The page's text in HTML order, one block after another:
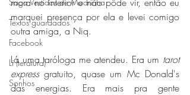
Textos guardados
Facebook
Li (teratura)
Sonhos
marquei presença por ela e levei comigo
outra amiga, a Niq.
Lá uma taróloga me atendeu. Era um tarot
express gratuito, quase um Mc Donald's
das energias. Era mais pra gente